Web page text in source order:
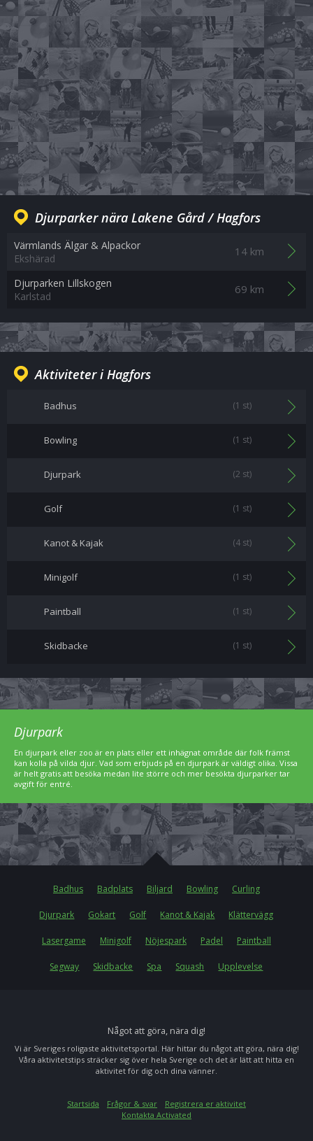
Djurparker nära Lakene Gård / Hagfors
Värmlands Älgar & Alpackor
Ekshärad
14 km
Djurparken Lillskogen
Karlstad
69 km
Aktiviteter i Hagfors
Badhus (1 st)
Bowling (1 st)
Djurpark (2 st)
Golf (1 st)
Kanot & Kajak (4 st)
Minigolf (1 st)
Paintball (1 st)
Skidbacke (1 st)
Djurpark
En djurpark eller zoo är en plats eller ett inhägnat område där folk främst
kan kolla på vilda djur. Vad som erbjuds på en djurpark är väldigt olika. Vissa
är helt gratis att besöka medan lite större och mer besökta djurparker tar
avgift för entré.
Badhus Badplats Biljard Bowling Curling
Djurpark Gokart Golf Kanot & Kajak Klättervägg
Lasergame Minigolf Nöjespark Padel Paintball
Segway Skidbacke Spa Squash Upplevelse
Något att göra, nära dig!
Vi är Sveriges roligaste aktivitetsportal. Här hittar du något att göra, nära dig!
Våra aktivitetstips sträcker sig över hela Sverige och det är lätt att hitta en
aktivitet för dig och dina vänner.
Startsida Frågor & svar
Registrera er aktivitet
Kontakta Activated